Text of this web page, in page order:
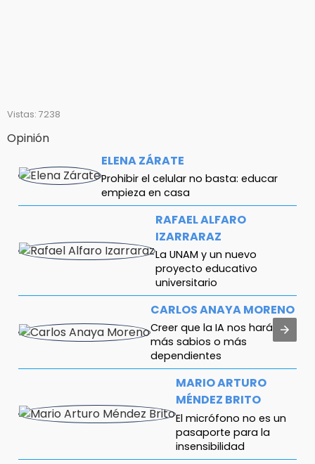
Vistas: 7238
Opinión
ELENA ZÁRATE
Prohibir el celular no basta: educar
empieza en casa
RAFAEL ALFARO
IZARRARAZ
La UNAM y un nuevo
proyecto educativo
universitario
CARLOS ANAYA MORENO
Creer que la IA nos hará
más sabios o más
dependientes
MARIO ARTURO
MÉNDEZ BRITO
El micrófono no es un
pasaporte para la
insensibilidad